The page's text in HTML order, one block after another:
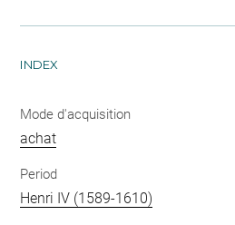
INDEX
Mode d'acquisition
achat
Period
Henri IV (1589-1610)